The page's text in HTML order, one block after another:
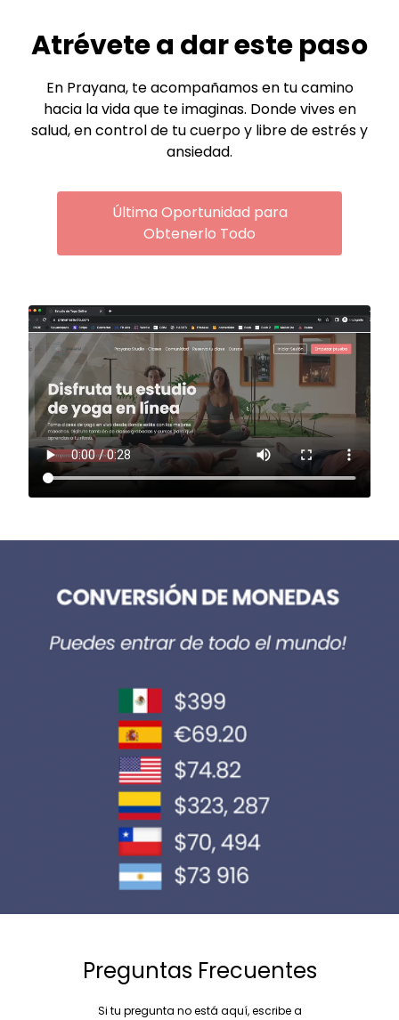
Atrévete a dar este paso
En Prayana, te acompañamos en tu camino
hacia la vida que te imaginas. Donde vives en
salud, en control de tu cuerpo y libre de estrés y
ansiedad.
Última Oportunidad para
Obtenerlo Todo
Preguntas Frecuentes
Si tu pregunta no está aquí, escribe a